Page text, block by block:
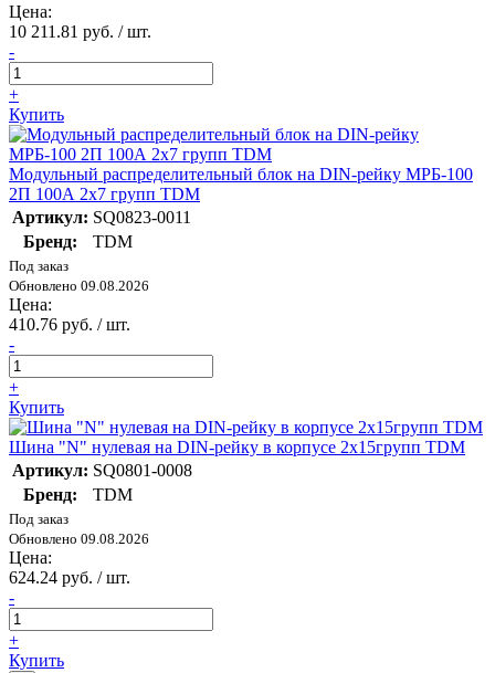
Цена:
10 211.81 руб. / шт.
-
+
Купить
Модульный распределительный блок на DIN-рейку МРБ-100
2П 100А 2х7 групп TDM
Артикул: SQ0823-0011
Бренд:
TDM
Под заказ
Обновлено 09.08.2026
Цена:
410.76 руб. / шт.
-
+
Купить
Шина "N" нулевая на DIN-рейку в корпусе 2х15групп TDM
Артикул: SQ0801-0008
Бренд:
TDM
Под заказ
Обновлено 09.08.2026
Цена:
624.24 руб. / шт.
-
+
Купить